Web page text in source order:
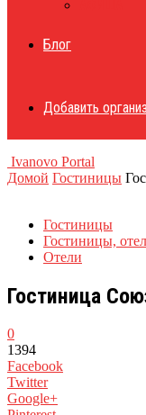
Блог
Добавить
Ivanovo Portal
Домой Гостиницы
Гостиницы
Гостиницы,
Отели
Гостиница
0
1394
Facebook
Twitter
Google+